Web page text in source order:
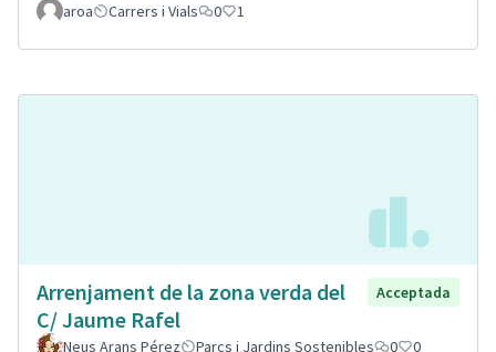
aroa Carrers i Vials 0 1
Arrenjament de la zona verda del
C/ Jaume Rafel
Acceptada
Neus Arans Pérez Parcs i Jardins Sostenibles 0 0